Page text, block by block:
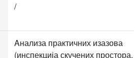
/
Aнализа практичних изазова
(инспекција скучених простора,